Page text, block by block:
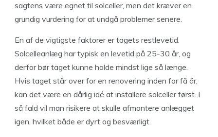
sagtens være egnet til solceller, men det kræver en
grundig vurdering for at undgå problemer senere.
En af de vigtigste faktorer er tagets restlevetid.
Solcelleanlæg har typisk en levetid på 25-30 år, og
derfor bør taget kunne holde mindst lige så længe.
Hvis taget står over for en renovering inden for få år,
kan det være en dårlig idé at installere solceller først. I
så fald vil man risikere at skulle afmontere anlægget
igen, hvilket både er dyrt og besværligt.